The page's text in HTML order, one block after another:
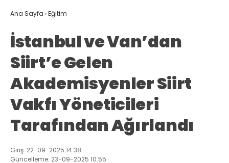
Ana Sayfa ›Eğitim
İstanbul ve Van’dan
Siirt’e Gelen
Akademisyenler Siirt
Vakfı Yöneticileri
Tarafından Ağırlandı
Giriş: 22-09-2025 14:38
Güncelleme: 23-09-2025 10:55